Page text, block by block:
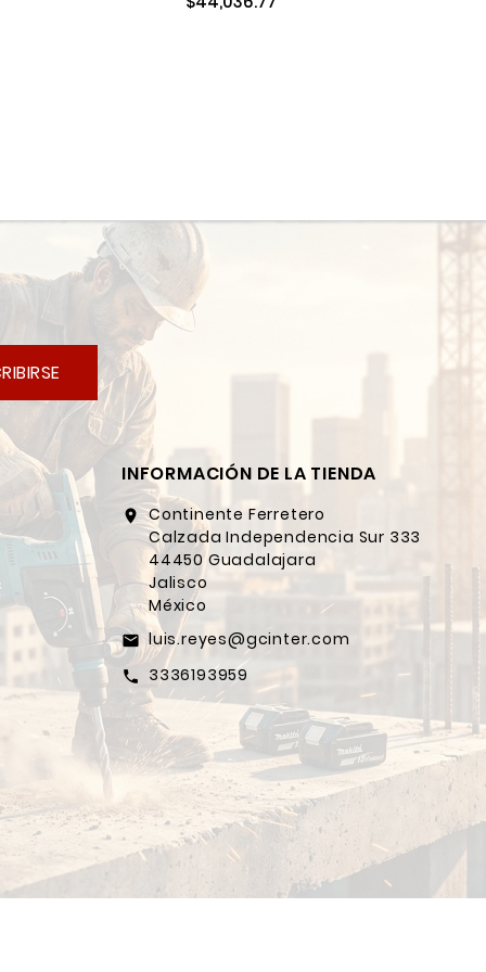
INFORMACIÓN DE LA TIENDA
location_on Continente Ferretero
Calzada Independencia Sur 333
44450 Guadalajara
Jalisco
México
email luis.reyes@gcinter.com
call 3336193959